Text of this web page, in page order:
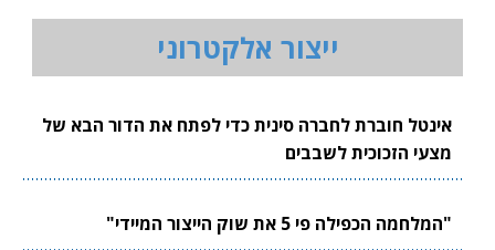
ייצור אלקטרוני
אינטל חוברת לחברה סינית כדי לפתח את הדור הבא של
מצעי הזכוכית לשבבים
"המלחמה הכפילה פי 5 את שוק הייצור המיידי"